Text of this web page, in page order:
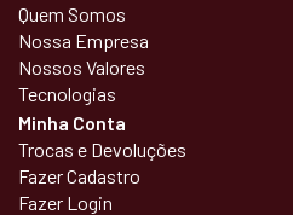
Quem Somos
Nossa Empresa
Nossos Valores
Tecnologias
Minha Conta
Trocas e Devoluções
Fazer Cadastro
Fazer Login